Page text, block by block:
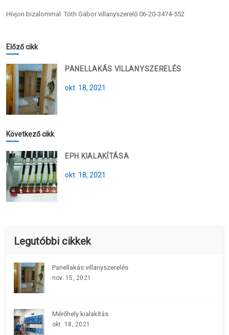
Hívjon bizalommal: Tóth Gábor villanyszerelő 06-20-3474-552
Előző cikk
PANELLAKÁS VILLANYSZERELÉS
okt. 18, 2021
Következő cikk
EPH KIALAKÍTÁSA
okt. 18, 2021
Legutóbbi cikkek
Panellakás villanyszerelés
nov. 15, 2021
Mérőhely kialakítás
okt. 18, 2021